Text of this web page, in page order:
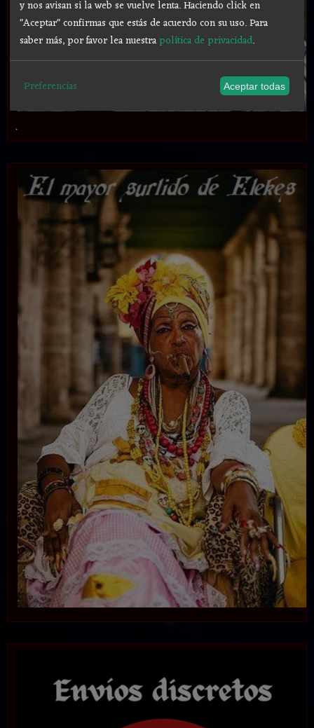
.
y nos avisan si la web se vuelve lenta. Haciendo click en
"Aceptar" confirmas que estás de acuerdo con su uso.Para
saber más, por favor lea nuestrapolítica de privacidad.
Preferencias Aceptar todas